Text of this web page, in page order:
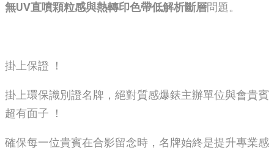
無UV直噴顆粒感與熱轉印色帶低解析斷層問題。
掛上保證 ！
掛上環保識別證名牌，絕對質感爆錶主辦單位與會貴賓
超有面子 ！
確保每一位貴賓在合影留念時，名牌始終是提升專業感